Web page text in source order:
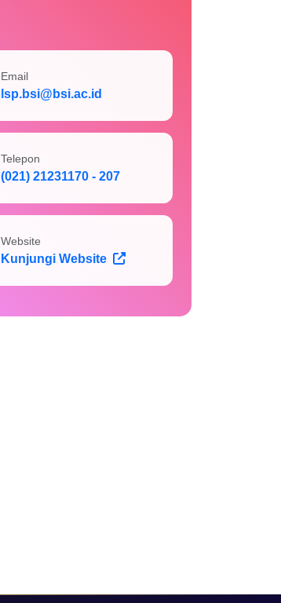
Email
lsp.bsi@bsi.ac.id
Telepon
(021) 21231170 - 207
Website
Kunjungi Website